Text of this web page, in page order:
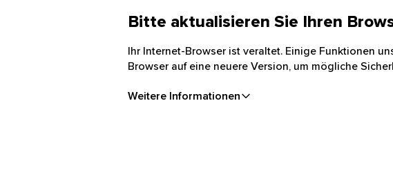
Bitte aktualisieren Sie Ihren
Ihr Internet-Browser ist veraltet. Einige Funktionen
Browser auf eine neuere Version, um mögliche
Weitere Informationen